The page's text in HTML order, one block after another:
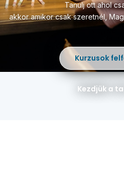
Tanulj ott ahol
akkor amikor csak szeretnél,
Kurzusok
Kezdjük a